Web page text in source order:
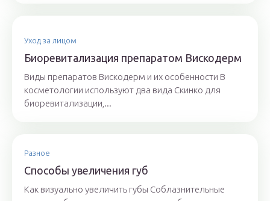
Уход за лицом
Биоревитализация препаратом Вискодерм
Виды препаратов Вискодерм и их особенности В
косметологии используют два вида Скинко для
биоревитализации,...
Разное
Способы увеличения губ
Как визуально увеличить губы Соблазнительные